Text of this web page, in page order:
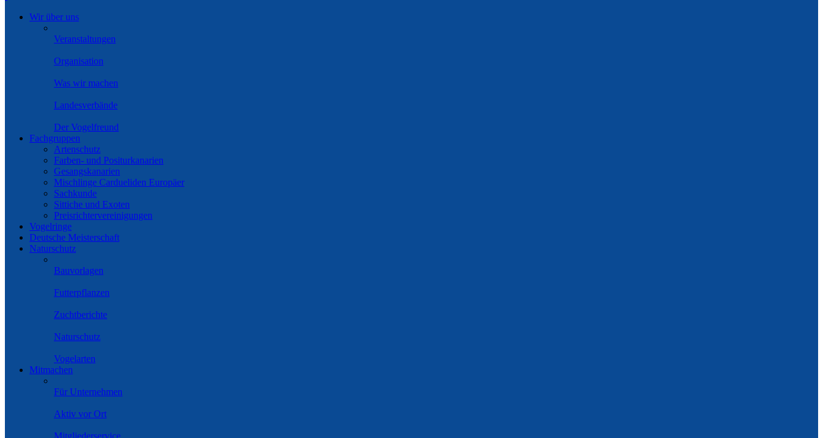
Wir über uns
Veranstaltungen
Organisation
Was wir machen
Landesverbände
Der Vogelfreund
Fachgruppen
Artenschutz
Farben- und Positurkanarien
Gesangskanarien
Mischlinge Cardueliden Europäer
Sachkunde
Sittiche und Exoten
Preisrichtervereinigungen
Vogelringe
Deutsche Meisterschaft
Naturschutz
Bauvorlagen
Futterpflanzen
Zuchtberichte
Naturschutz
Vogelarten
Mitmachen
Für Unternehmen
Aktiv vor Ort
Mitgliederservice